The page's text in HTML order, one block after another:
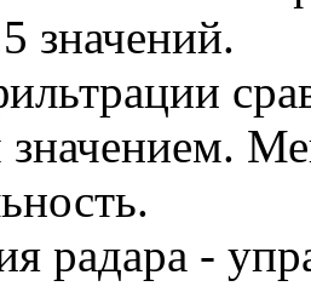
значений.
радара -